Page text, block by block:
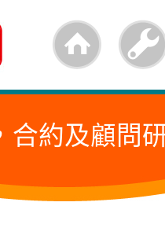
合約及顧問